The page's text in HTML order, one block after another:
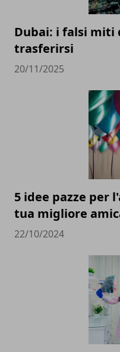
Dubai: i falsi miti
trasferirsi
20/11/2025
5 idee pazze per
tua migliore
22/10/2024